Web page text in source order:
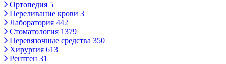
Ортопедия 5
Переливание крови 3
Лаборатория 442
Стоматология 1379
Перевязочные средства 350
Хирургия 613
Рентген 31